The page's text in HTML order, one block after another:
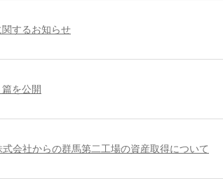
するお知らせ
を公開
会社からの群馬第二工場の資産取得について